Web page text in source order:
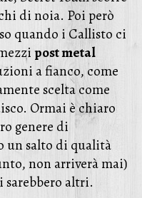
di noia. Poi però
quando i Callisto ci
post metal
a fianco, come
scelta come
Ormai è chiaro
genere di
un salto di qualità
non arriverà mai)
altri.